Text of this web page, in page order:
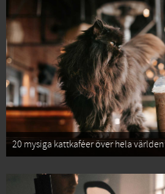
20 mysiga kattkaféer över hela världen